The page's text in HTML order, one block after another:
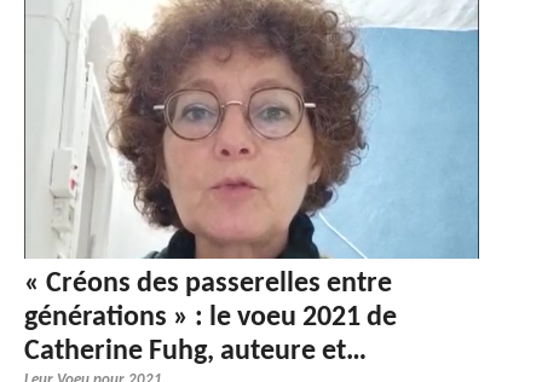
« Créons des passerelles entre
générations » : le voeu 2021 de
Catherine Fuhg, auteure et…